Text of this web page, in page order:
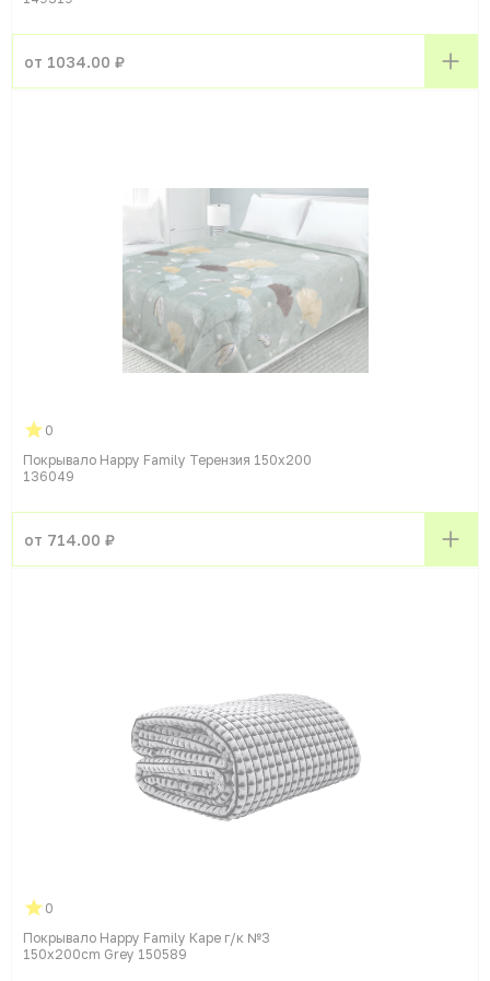
от 1034.00 ₽
0
Покрывало Happy Family Терензия 150x200
136049
от 714.00 ₽
0
Покрывало Happy Family Каре г/к №3
150x200cm Grey 150589